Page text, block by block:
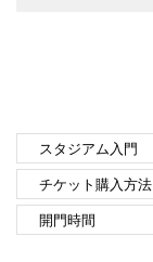
スタジアム入門
チケット購入方法
開門時間